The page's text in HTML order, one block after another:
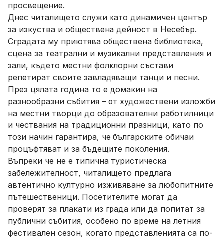
просвещение.
Днес читалището служи като динамичен център
за изкуства и обществена дейност в Несебър.
Сградата му приютява обществена библиотека,
сцена за театрални и музикални представления и
зали, където местни фолклорни състави
репетират своите завладяващи танци и песни.
През цялата година то е домакин на
разнообразни събития – от художествени изложби
на местни творци до образователни работилници
и чествания на традиционни празници, като по
този начин гарантира, че българските обичаи
процъфтяват и за бъдещите поколения.
Въпреки че не е типична туристическа
забележителност, читалището предлага
автентично културно изживяване за любопитните
пътешественици. Посетителите могат да
проверят за плакати из града или да попитат за
публични събития, особено по време на летния
фестивален сезон, когато представленията са по-